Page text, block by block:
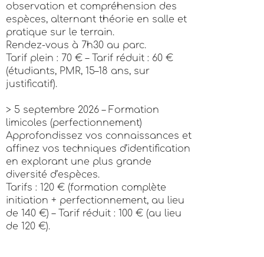
observation et compréhension des
espèces, alternant théorie en salle et
pratique sur le terrain.
Rendez-vous à 7h30 au parc.
Tarif plein : 70 € – Tarif réduit : 60 €
(étudiants, PMR, 15–18 ans, sur
justificatif).
> 5 septembre 2026 – Formation
limicoles (perfectionnement)
Approfondissez vos connaissances et
affinez vos techniques d’identification
en explorant une plus grande
diversité d’espèces.
Tarifs : 120 € (formation complète
initiation + perfectionnement, au lieu
de 140 €) – Tarif réduit : 100 € (au lieu
de 120 €).